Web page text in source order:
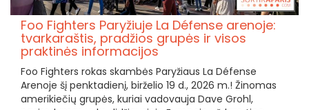
Foo Fighters Paryžiuje La Défense arenoje:
tvarkaraštis, pradžios grupės ir visos
praktinės informacijos
Foo Fighters rokas skambės Paryžiaus La Défense
Arenoje šį penktadienį, birželio 19 d., 2026 m.! Žinomas
amerikiečių grupės, kuriai vadovauja Dave Grohl,